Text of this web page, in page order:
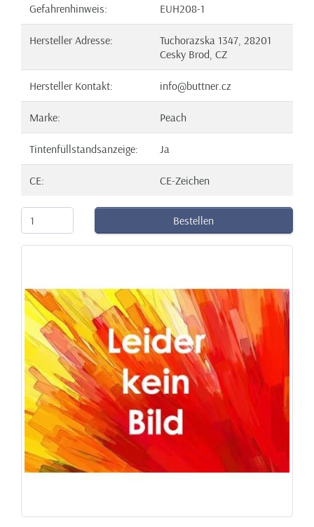
Gefahrenhinweis: EUH208-1
Hersteller Adresse:
Tuchorazska 1347, 28201
Cesky Brod, CZ
Hersteller Kontakt: info@buttner.cz
Marke: Peach
Tintenfüllstandsanzeige: Ja
CE: CE-Zeichen
Bestellen